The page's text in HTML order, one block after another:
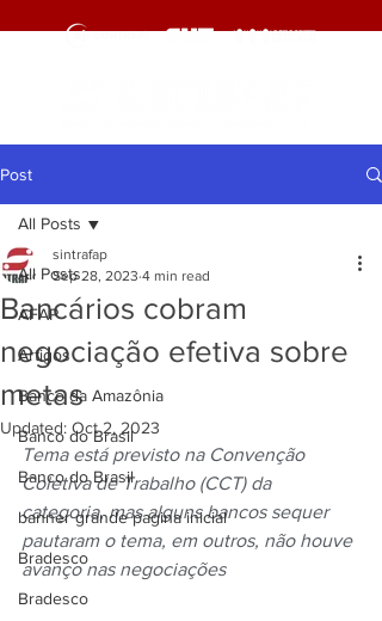
Post
All Posts
AFAP
Artigos
Banco da Amazônia
Banco do Brasil
Banco do Brasil
banner grande pagina inicial
Bradesco
Bradesco
All Posts
Bancários cobram
negociação efetiva sobre
metas
sintrafap
Sep 28, 2023 4 min read
Updated: Oct 2, 2023
Tema está previsto na Convenção
Coletiva de Trabalho (CCT) da
categoria, mas alguns bancos sequer
pautaram o tema, em outros, não houve
avanço nas negociações